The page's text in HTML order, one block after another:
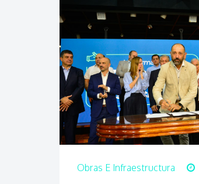
Obras E Infraestructura